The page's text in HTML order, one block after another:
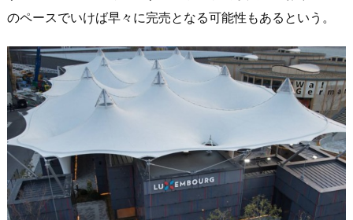
のペースでいけば早々に完売となる可能性もあるという。